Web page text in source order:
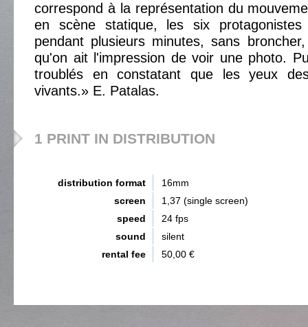
correspond à la représentation du
en scène statique, les six
pendant plusieurs minutes, sans
qu'on ait l'impression de voir une photo.
troublés en constatant que les yeux
vivants.» E. Patalas.
1 PRINT IN DISTRIBUTION
distribution format
16mm
screen
1,37 (single screen)
speed
24 fps
sound
silent
rental fee
50,00 €